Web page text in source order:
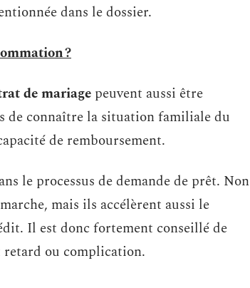
dans le dossier.
?
de mariage peuvent aussi être
de connaître la situation familiale du
de remboursement.
le processus de demande de prêt. Non
mais ils accélèrent aussi le
Il est donc fortement conseillé de
retard ou complication.